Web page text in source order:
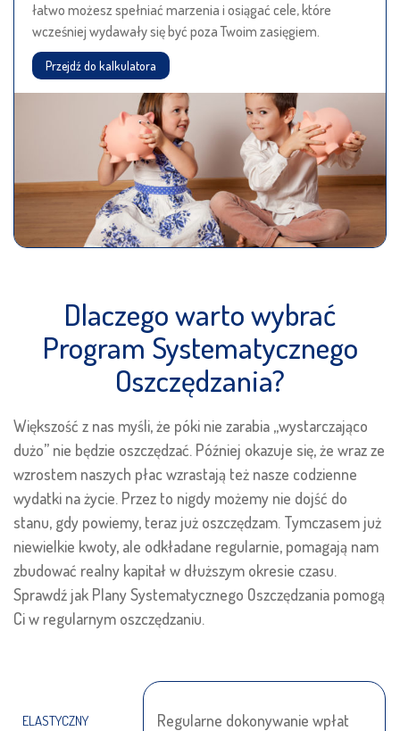
łatwo możesz spełniać marzenia i osiągać cele, które
wcześniej wydawały się być poza Twoim zasięgiem.
Przejdź do kalkulatora
Dlaczego warto wybrać
Program Systematycznego
Oszczędzania?
Większość z nas myśli, że póki nie zarabia „wystarczająco
dużo” nie będzie oszczędzać. Później okazuje się, że wraz ze
wzrostem naszych płac wzrastają też nasze codzienne
wydatki na życie. Przez to nigdy możemy nie dojść do
stanu, gdy powiemy, teraz już oszczędzam. Tymczasem już
niewielkie kwoty, ale odkładane regularnie, pomagają nam
zbudować realny kapitał w dłuższym okresie czasu.
Sprawdź jak Plany Systematycznego Oszczędzania pomogą
Ci w regularnym oszczędzaniu.
ELASTYCZNY
Regularne dokonywanie wpłat